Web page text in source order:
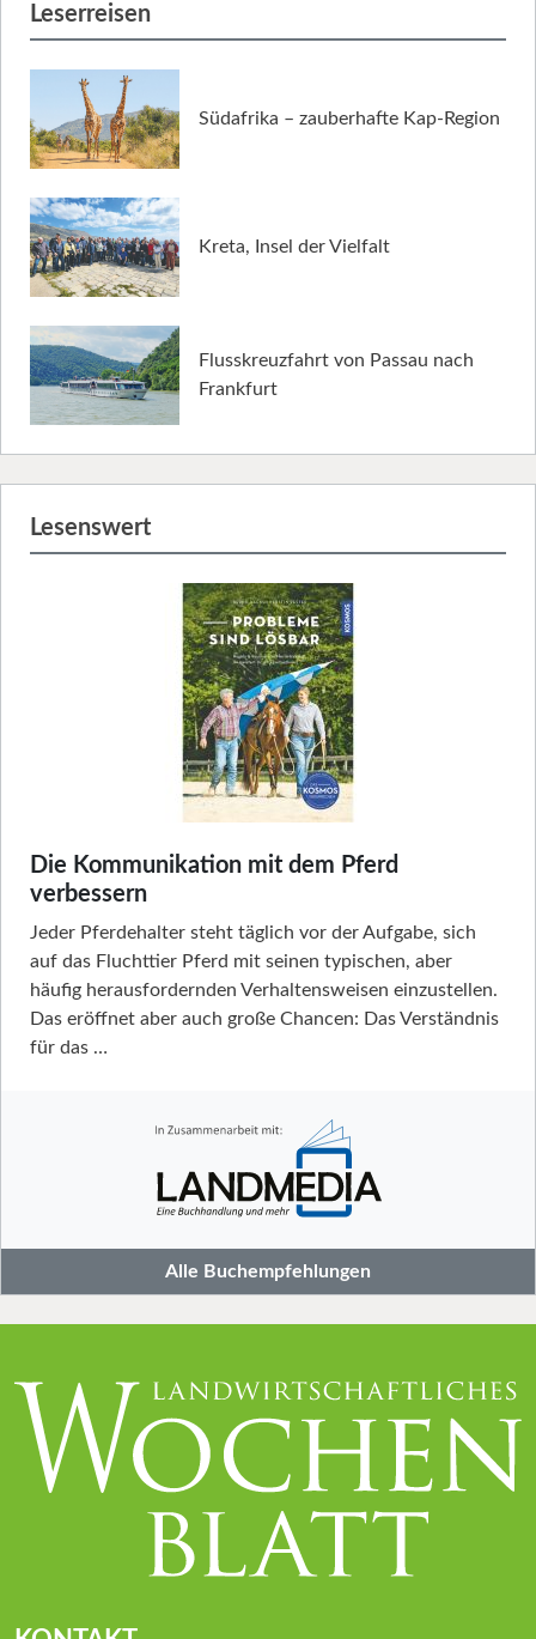
Leserreisen
Südafrika – zauberhafte Kap-Region
Kreta, Insel der Vielfalt
Flusskreuzfahrt von Passau nach
Frankfurt
Lesenswert
Die Kommunikation mit dem Pferd
verbessern
Jeder Pferdehalter steht täglich vor der Aufgabe, sich
auf das Fluchttier Pferd mit seinen typischen, aber
häufig herausfordernden Verhaltensweisen einzustellen.
Das eröffnet aber auch große Chancen: Das Verständnis
für das …
Alle Buchempfehlungen